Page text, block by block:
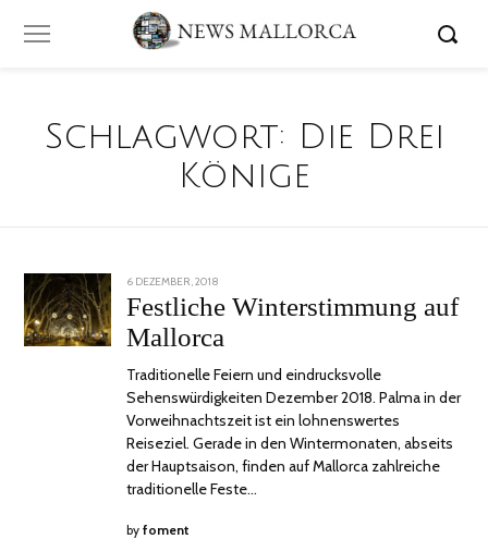
Schlagwort: Die Drei
Könige
POSTED
ON
6 DEZEMBER, 2018
DEZEMBER,
2018
Festliche Winterstimmung auf
Mallorca
Traditionelle Feiern und eindrucksvolle
Sehenswürdigkeiten Dezember 2018. Palma in der
Vorweihnachtszeit ist ein lohnenswertes
Reiseziel. Gerade in den Wintermonaten, abseits
der Hauptsaison, finden auf Mallorca zahlreiche
traditionelle Feste…
byfoment